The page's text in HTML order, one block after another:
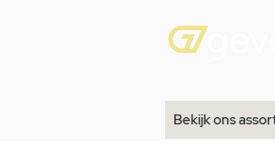
Bekijk ons